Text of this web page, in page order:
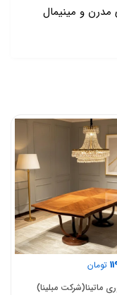
و مینیمال
تومان
ماتینا(شرکت مبلینا)